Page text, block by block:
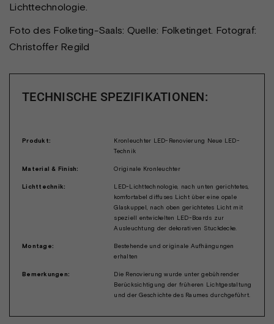
Lichttechnologie.
Foto des Folketing-Saals: Quelle: Folketinget. Fotograf:
Christoffer Regild
TECHNISCHE SPEZIFIKATIONEN:
Produkt:
Kronleuchter LED-Renovierung Neue LED-
Technik
Material & Finish: Originale Kronleuchter
Lichttechnik:
LED-Lichttechnologie, nach unten gerichtetes,
komfortabel diffuses Licht über eine opale
Glaskuppel, nach oben gerichtetes Licht mit
speziell entwickelten LED-Boards zur
Ausleuchtung der dekorativen Stuckdecke.
Montage:
Bestehende und originale Aufhängungen
erhalten
Bemerkungen:
Die Renovierung wurde unter gebührender
Berücksichtigung der früheren Lichtgestaltung
und der Geschichte des Raumes durchgeführt.